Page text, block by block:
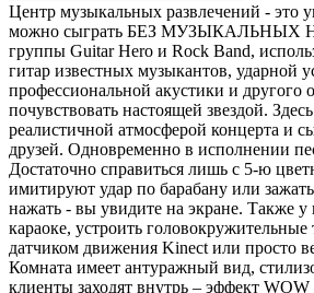
Центр музыкальных развлечений - это
можно сыграть БЕЗ МУЗЫКАЛЬНЫХ
группы Guitar Hero и Rock Band,
гитар известных музыкантов, ударной
профессиональной акустики и другого
почувствовать настоящей звездой.
реалистичной атмосферой концерта и
друзей. Одновременно в исполнении
Достаточно справиться лишь с 5-ю
имитируют удар по барабану или
нажать - вы увидите на экране. Также
караоке, устроить
датчиком движения Kinect или просто
Комната имеет антуражный вид,
клиенты заходят внутрь – эффект